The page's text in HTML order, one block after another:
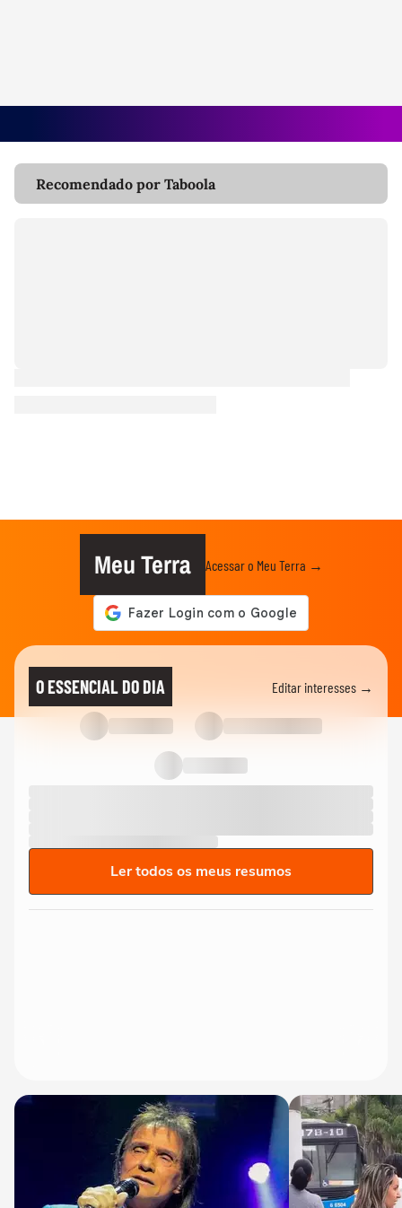
Recomendado por Taboola
Meu Terra Acessar o Meu Terra →
O ESSENCIAL DO DIA Editar interesses →
Ler todos os meus resumos